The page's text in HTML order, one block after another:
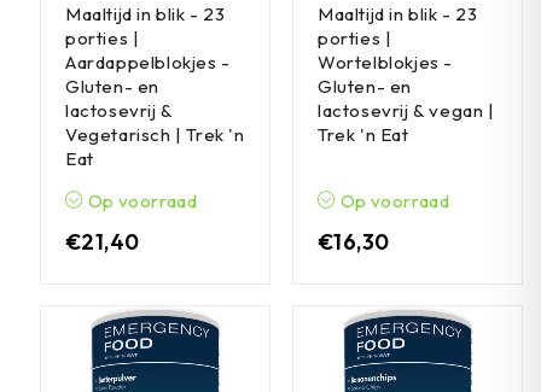
Maaltijd in blik - 23
porties |
Aardappelblokjes -
Gluten- en
lactosevrij &
Vegetarisch | Trek 'n
Eat
Op voorraad
€21,40
Maaltijd in blik - 23
porties |
Wortelblokjes -
Gluten- en
lactosevrij & vegan |
Trek 'n Eat
Op voorraad
€16,30